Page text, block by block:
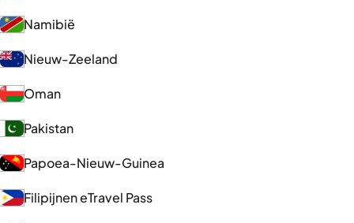
Namibië
Nieuw-Zeeland
Oman
Pakistan
Papoea-Nieuw-Guinea
Filipijnen eTravel Pass